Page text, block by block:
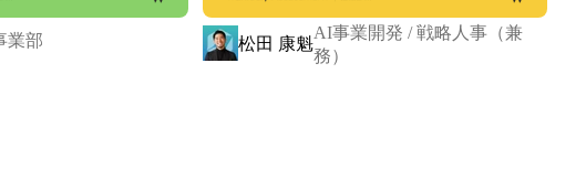
叶えるため、私たち自身も成長を楽しみながら挑戦を続けます。
りひとりの成長が、顧客にも大きな価値を届けられる組織になると信じ
業部 松田 康魁
AI事業開発 / 戦略人事（兼
務）